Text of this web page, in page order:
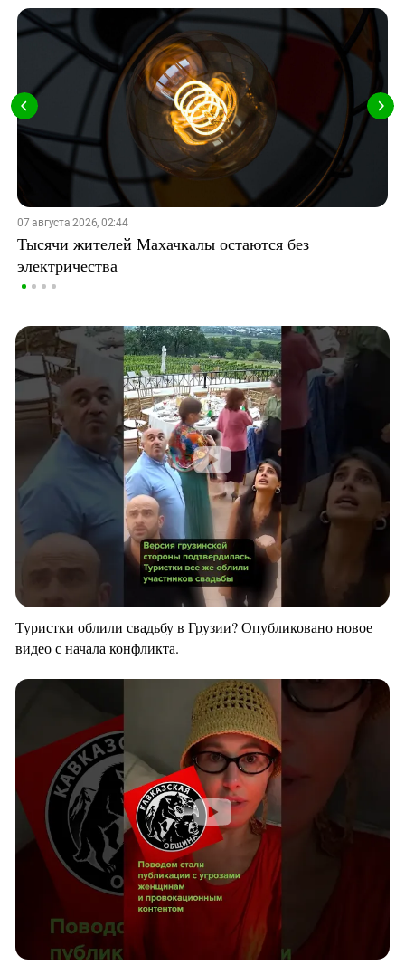
07 августа 2026, 02:44
Тысячи жителей Махачкалы остаются без
электричества
Туристки облили свадьбу в Грузии? Опубликовано новое
видео с начала конфликта.